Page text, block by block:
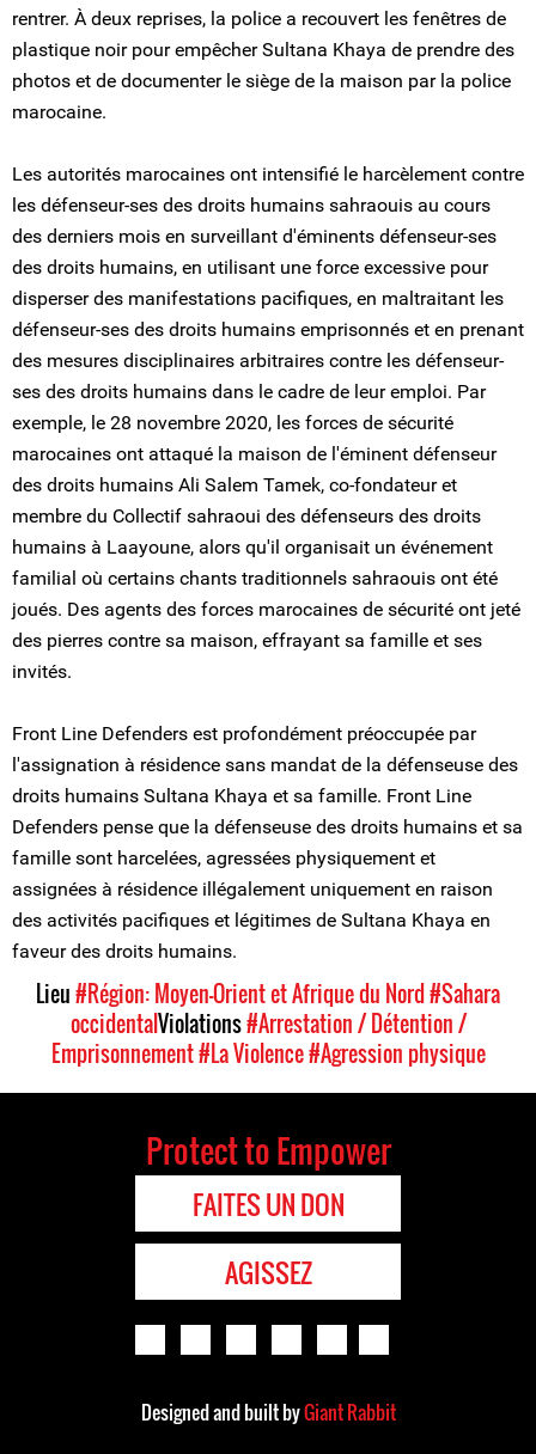
rentrer. À deux reprises, la police a recouvert les fenêtres de
plastique noir pour empêcher Sultana Khaya de prendre des
photos et de documenter le siège de la maison par la police
marocaine.
Les autorités marocaines ont intensifié le harcèlement contre
les défenseur-ses des droits humains sahraouis au cours
des derniers mois en surveillant d'éminents défenseur-ses
des droits humains, en utilisant une force excessive pour
disperser des manifestations pacifiques, en maltraitant les
défenseur-ses des droits humains emprisonnés et en prenant
des mesures disciplinaires arbitraires contre les défenseur-
ses des droits humains dans le cadre de leur emploi. Par
exemple, le 28 novembre 2020, les forces de sécurité
marocaines ont attaqué la maison de l'éminent défenseur
des droits humains Ali Salem Tamek, co-fondateur et
membre du Collectif sahraoui des défenseurs des droits
humains à Laayoune, alors qu'il organisait un événement
familial où certains chants traditionnels sahraouis ont été
joués. Des agents des forces marocaines de sécurité ont jeté
des pierres contre sa maison, effrayant sa famille et ses
invités.
Front Line Defenders est profondément préoccupée par
l'assignation à résidence sans mandat de la défenseuse des
droits humains Sultana Khaya et sa famille. Front Line
Defenders pense que la défenseuse des droits humains et sa
famille sont harcelées, agressées physiquement et
assignées à résidence illégalement uniquement en raison
des activités pacifiques et légitimes de Sultana Khaya en
faveur des droits humains.
Lieu#Région: Moyen-Orient et Afrique du Nord#Sahara
occidentalViolations#Arrestation / Détention /
Emprisonnement#La Violence#Agression physique
Protect to Empower
FAITES UN DON
AGISSEZ
Designed and built byGiant Rabbit